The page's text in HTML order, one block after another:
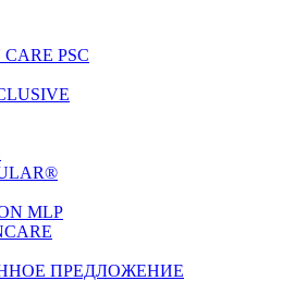
PSC
MLP
ПРЕДЛОЖЕНИЕ